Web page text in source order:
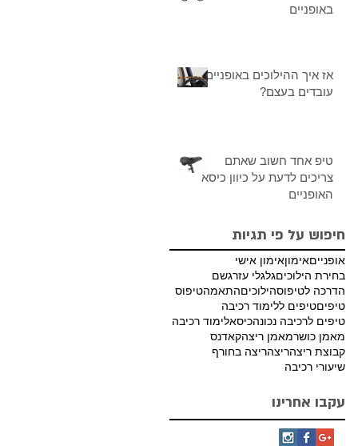
באופניים
אז איך ההילוכים באופניים
עובדים בעצם?
טיפ אחד חשוב שאתם
צריכים לדעת על כיוון כיסא
האופניים
חיפוש על פי תגיות
אופנייםאימוןאימון אישי
בחירת הילוכיםגלגלי עזרגשם
הדרכה לטיפוסהילוכיםהתאמהטיפוס
טיפיםטיפים ללימוד רכיבה
טיפים לרכיבה נכונהכיסאלימוד רכיבה
מאמן כושרמאמן ריצהקאדנס
קבוצת ריצהריצהריצה בחורף
שיעורי רכיבה
עקבו אחרינו